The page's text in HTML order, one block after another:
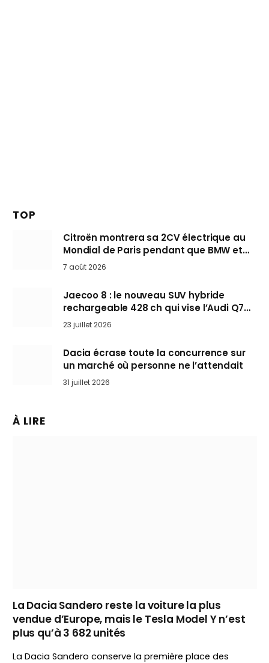
TOP
Citroën montrera sa 2CV électrique au
Mondial de Paris pendant que BMW et
Mini désertent le salon
7 août 2026
Jaecoo 8 : le nouveau SUV hybride
rechargeable 428 ch qui vise l’Audi Q7
arrive en Europe cet automne
23 juillet 2026
Dacia écrase toute la concurrence sur
un marché où personne ne l’attendait
31 juillet 2026
À LIRE
La Dacia Sandero reste la voiture la plus
vendue d’Europe, mais le Tesla Model Y n’est
plus qu’à 3 682 unités
La Dacia Sandero conserve la première place des